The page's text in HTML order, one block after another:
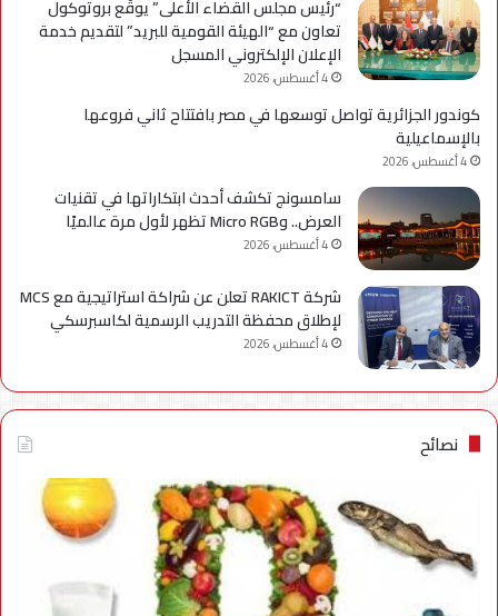
“رئيس مجلس القضاء الأعلى” يوقّع بروتوكول
تعاون مع “الهيئة القومية للبريد” لتقديم خدمة
الإعلان الإلكتروني المسجل
4 أغسطس، 2026
كوندور الجزائرية تواصل توسعها في مصر بافتتاح ثاني فروعها
بالإسماعيلية
4 أغسطس، 2026
سامسونج تكشف أحدث ابتكاراتها في تقنيات
العرض.. وMicro RGB تظهر لأول مرة عالميًا
4 أغسطس، 2026
شركة RAKICT تعلن عن شراكة استراتيجية مع MCS
لإطلاق محفظة التدريب الرسمية لكاسبرسكي
4 أغسطس، 2026
نصائح